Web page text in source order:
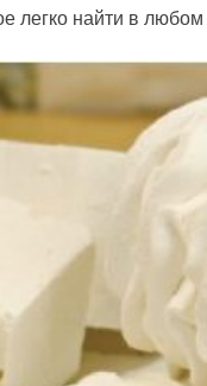
легко найти в